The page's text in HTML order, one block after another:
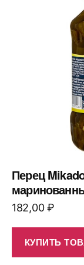
Перец
182,00₽
КУПИТЬ